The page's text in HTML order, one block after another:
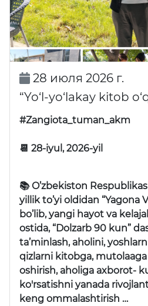
28 июля 2026 г.
“Yo‘l-yo‘lakay kitob
#Zangiota_tuman_akm
📆 28-iyul, 2026-yil
📚 O’zbekiston
yillik to’yi oldidan “Yagona
bo’lib, yangi hayot va
ostida, “Dolzarb 90 kun”
ta’minlash, aholini,
qizlarni kitobga,
oshirish, aholiga axborot-
ko'rsatishni yanada
keng ommalashtirish …